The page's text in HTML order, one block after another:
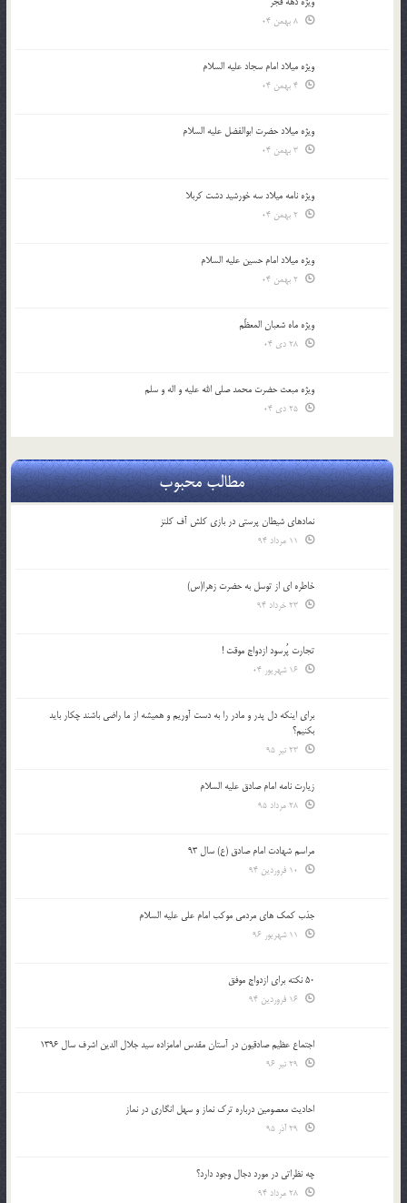
ویژه میلاد امام سجاد علیه السلام
ویژه میلاد حضرت ابوالفضل علیه السلام
ویژه نامه میلاد سه خورشید دشت کربلا
ویژه میلاد امام حسین علیه السلام
ویژه ماه شعبان المعظّم
ویژه مبعث حضرت محمد صلی الله علیه و اله و سلم
مطالب محبوب
نمادهای شیطان پرستی در بازی کلش آف کلنز
خاطره ای از توسل به حضرت زهرا(س)
تجارت پُرسود ازدواج موقت !
براي اينكه دل پدر و مادر را به دست آوريم و هميشه از ما راضي باشند چكار بايد
بكنيم؟
زیارت نامه امام صادق علیه السلام
مراسم شهادت امام صادق (ع) سال 93
جذب کمک های مردمی موکب امام علی علیه السلام
50 نکته برای ازدواج موفق
اجتماع عظیم صادقیون در آستان مقدس امامزاده سید جلال الدین اشرف سال 1396
احادیث معصومین درباره ترک نماز و سهل انگاری در نماز
چه نظراتی در مورد دجال وجود دارد؟